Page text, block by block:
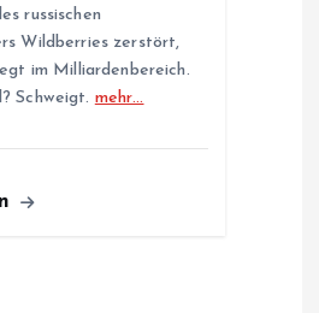
russischen
Wildberries zerstört,
im Milliardenbereich.
Schweigt. mehr…